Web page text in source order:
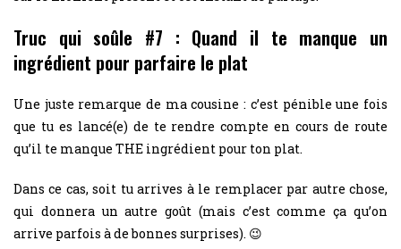
Truc qui soûle #7 : Quand il te manque un
ingrédient pour parfaire le plat
Une juste remarque de ma cousine : c’est pénible une fois
que tu es lancé(e) de te rendre compte en cours de route
qu’il te manque THE ingrédient pour ton plat.
Dans ce cas, soit tu arrives à le remplacer par autre chose,
qui donnera un autre goût (mais c’est comme ça qu’on
arrive parfois à de bonnes surprises). 😉